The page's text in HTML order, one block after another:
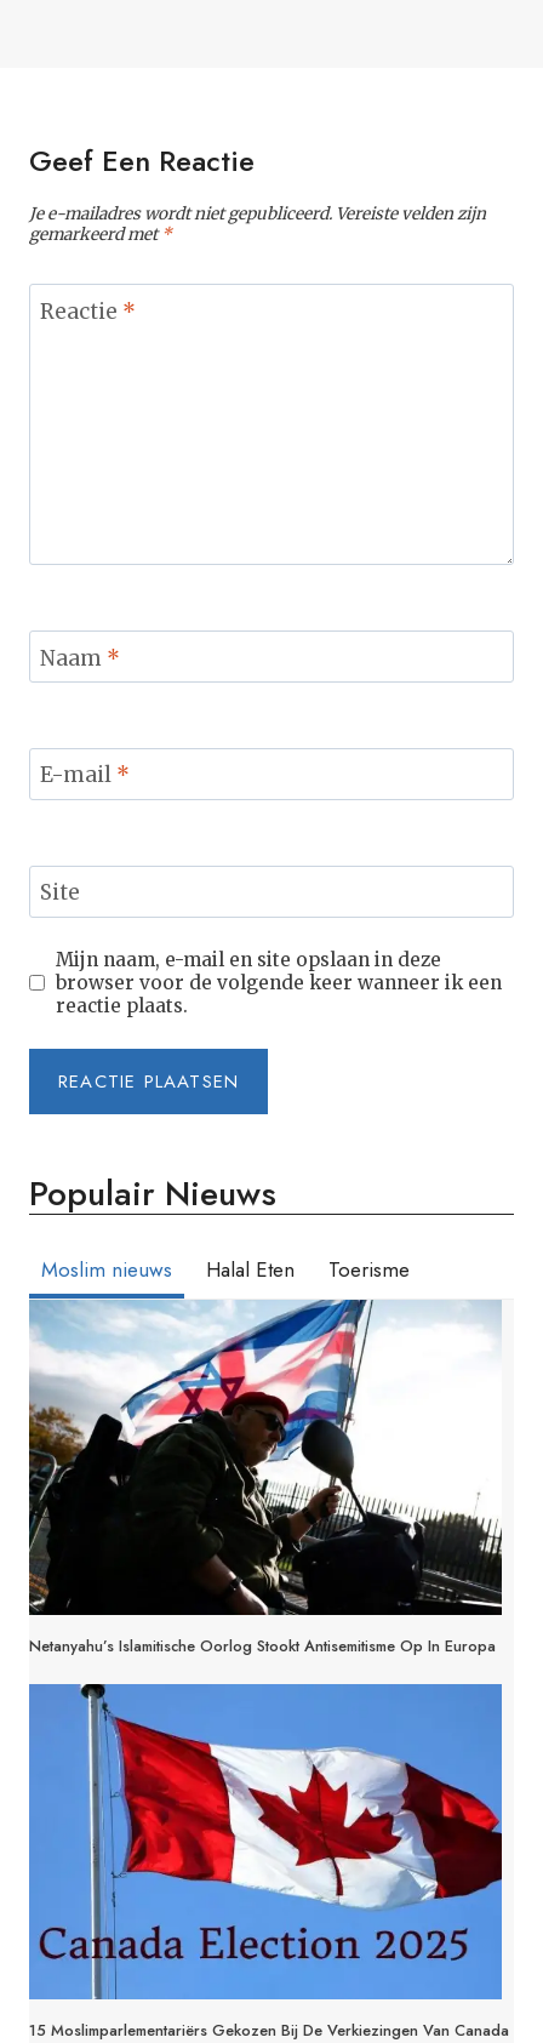
Geef Een Reactie
Je e-mailadres wordt niet gepubliceerd. Vereiste velden zijn
gemarkeerd met*
Reactie *
Naam *
E-mail *
Site
Mijn naam, e-mail en site opslaan in deze
browser voor de volgende keer wanneer ik een
reactie plaats.
Populair Nieuws
Moslim nieuws Halal Eten Toerisme
Netanyahu’s Islamitische Oorlog Stookt Antisemitisme Op In Europa
15 Moslimparlementariërs Gekozen Bij De Verkiezingen Van Canada